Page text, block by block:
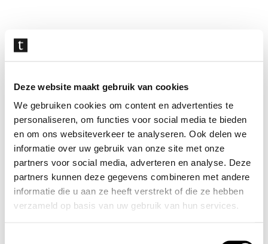
Deze website maakt gebruik van cookies
We gebruiken cookies om content en advertenties te
personaliseren, om functies voor social media te bieden
en om ons websiteverkeer te analyseren. Ook delen we
informatie over uw gebruik van onze site met onze
partners voor social media, adverteren en analyse. Deze
partners kunnen deze gegevens combineren met andere
informatie die u aan ze heeft verstrekt of die ze hebben
verzameld op basis van uw gebruik van hun services.
overslaan